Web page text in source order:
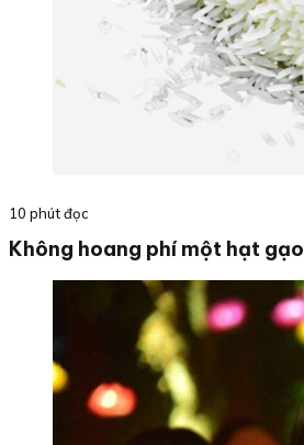
10 phút đọc
Không hoang phí một hạt gạo